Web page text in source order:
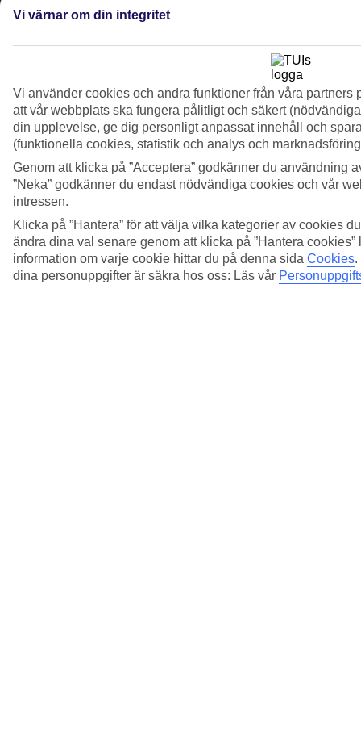
Vi värnar om din integritet
Vi använder cookies och andra funktioner från våra
att vår webbplats ska fungera pålitligt och säkert
din upplevelse, ge dig personligt anpassat innehåll och
(funktionella cookies, statistik och analys och
Genom att klicka på ”Acceptera” godkänner du användning
”Neka” godkänner du endast nödvändiga cookies och vår
intressen.
Klicka på ”Hantera” för att välja vilka kategorier av cookies
ändra dina val senare genom att klicka på ”Hantera
information om varje cookie hittar du på denna sida Cookies.
dina personuppgifter är säkra hos oss: Läs vår